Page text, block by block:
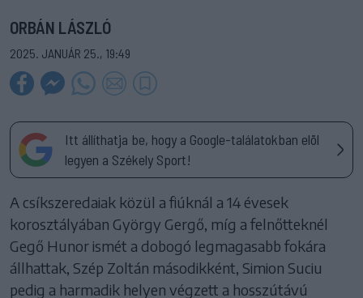
ORBÁN LÁSZLÓ
2025. JANUÁR 25., 19:49
Itt állíthatja be, hogy a Google-találatokban elöl
legyen a Székely Sport!
A csíkszeredaiak közül a fiúknál a 14 évesek
korosztályában György Gergő, míg a felnőtteknél
Gegő Hunor ismét a dobogó legmagasabb fokára
állhattak, Szép Zoltán másodikként, Simion Suciu
pedig a harmadik helyen végzett a hosszútávú